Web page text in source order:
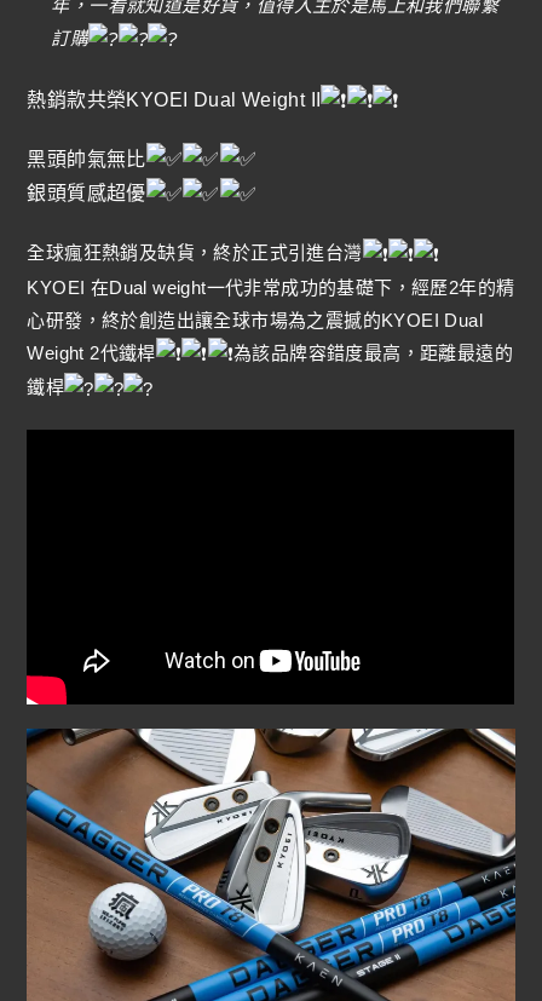
年，一看就知道是好貨，值得入主於是馬上和我們聯繫
訂購
熱銷款共榮KYOEI Dual Weight II
黑頭帥氣無比
銀頭質感超優
全球瘋狂熱銷及缺貨，終於正式引進台灣
KYOEI 在Dual weight一代非常成功的基礎下，經歷2年的精
心研發，終於創造出讓全球市場為之震撼的KYOEI Dual
Weight 2代鐵桿
為該品牌容錯度最高，距離最遠的
鐵桿